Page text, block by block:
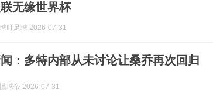
无缘世界杯
球叮足球 2026-07-31
：多特内部从未讨论让桑乔再次回归
懂球帝 2026-07-31